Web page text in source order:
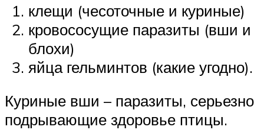
клещи (чесоточные и куриные)
кровососущие паразиты (вши и
блохи)
яйца гельминтов (какие угодно).
Куриные вши – паразиты, серьезно
подрывающие здоровье птицы.